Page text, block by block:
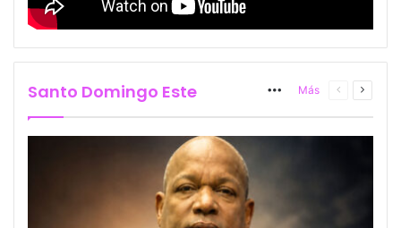
Santo Domingo Este More
Más
PáginaPágina